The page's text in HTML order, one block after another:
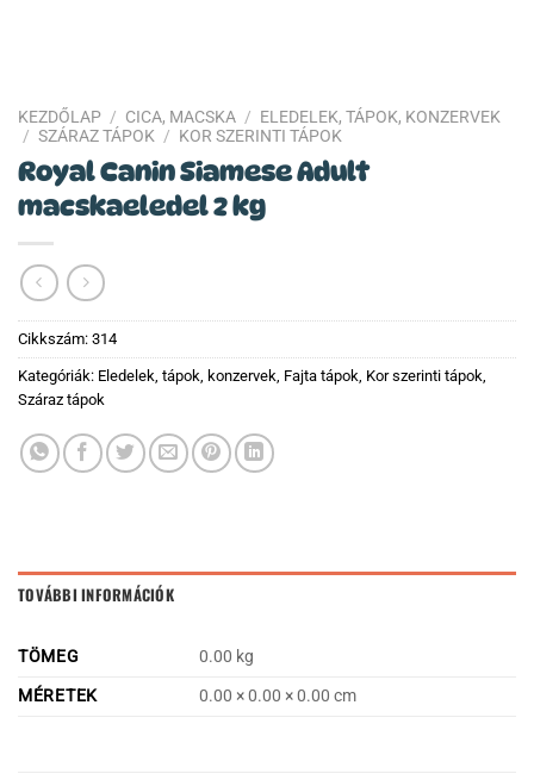
KEZDŐLAP / CICA, MACSKA / ELEDELEK, TÁPOK, KONZERVEK
/ SZÁRAZ TÁPOK / KOR SZERINTI TÁPOK
Royal Canin Siamese Adult
macskaeledel 2 kg
Cikkszám: 314
Kategóriák: Eledelek, tápok, konzervek, Fajta tápok, Kor szerinti tápok,
Száraz tápok
TOVÁBBI INFORMÁCIÓK
TÖMEG
0.00 kg
MÉRETEK
0.00 × 0.00 × 0.00 cm